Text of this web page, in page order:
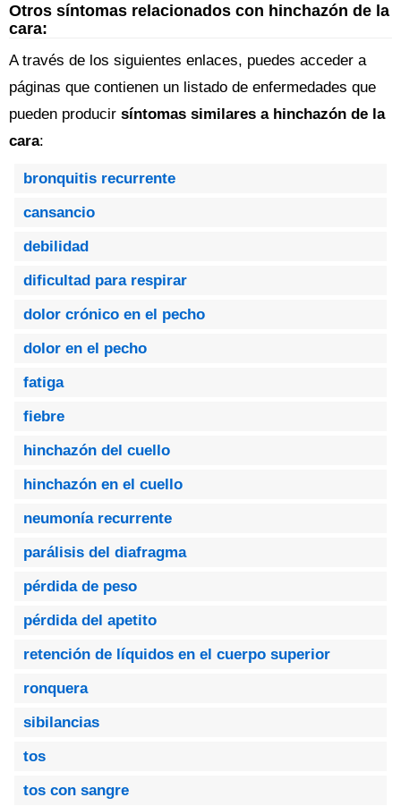
Otros síntomas relacionados con hinchazón de la
cara:
A través de los siguientes enlaces, puedes acceder a
páginas que contienen un listado de enfermedades que
pueden producir síntomas similares a hinchazón de la
cara:
bronquitis recurrente
cansancio
debilidad
dificultad para respirar
dolor crónico en el pecho
dolor en el pecho
fatiga
fiebre
hinchazón del cuello
hinchazón en el cuello
neumonía recurrente
parálisis del diafragma
pérdida de peso
pérdida del apetito
retención de líquidos en el cuerpo superior
ronquera
sibilancias
tos
tos con sangre